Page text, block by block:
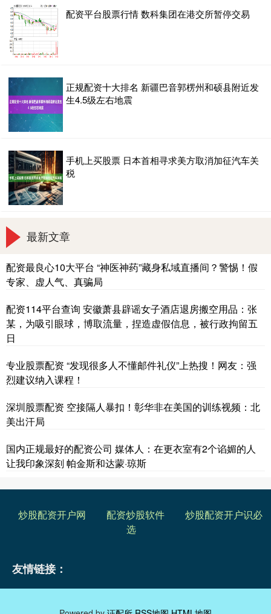
配资平台股票行情 数科集团在港交所暂停交易
正规配资十大排名 新疆巴音郭楞州和硕县附近发
生4.5级左右地震
手机上买股票 日本首相寻求美方取消加征汽车关
税
最新文章
配资最良心10大平台 “神医神药”藏身私域直播间？警惕！假
专家、虚人气、真骗局
配资114平台查询 安徽萧县辟谣女子酒店退房搬空用品：张
某，为吸引眼球，博取流量，捏造虚假信息，被行政拘留五
日
专业股票配资 “发现很多人不懂邮件礼仪”上热搜！网友：强
烈建议纳入课程！
深圳股票配资 空接隔人暴扣！彰华非在美国的训练视频：北
美出汗局
国内正规最好的配资公司 媒体人：在更衣室有2个谄媚的人
让我印象深刻 帕金斯和达蒙·琼斯
炒股配资开户网 配资炒股软件
炒股配资开户识必
选
友情链接：